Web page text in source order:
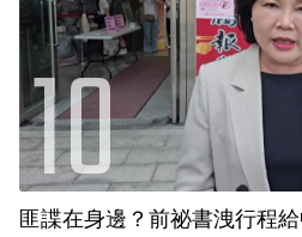
匪諜在身邊？前祕書洩行程